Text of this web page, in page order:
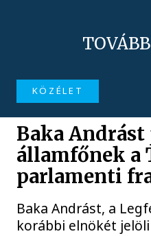
KÖZÉLET
Baka
államfőnek a
parlamenti
Baka Andrást, a
korábbi elnökét